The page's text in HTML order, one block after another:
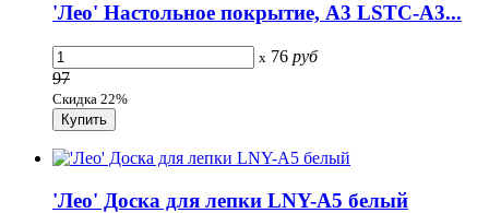
'Лео' Настольное покрытие, А3 LSTC-A3...
x 76 руб
97
Скидка 22%
'Лео' Доска для лепки LNY-A5 белый